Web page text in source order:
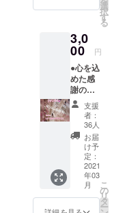
利用し
投稿さ
きま
す。 集
めた資
金は適
切に使
用した
ことを
メール
にてご
報告さ
せてい
ただき
ます
選
択
す
る
3,0
00 円
●心を込
めた感
謝の
メール
●クロ
ちゃん
の感謝
メッ
セージ
付き画
像を
Google
ドライ
ブにて
支援
者：
36人
お届
け予
定：
2021
年03
月
こ
の
リ
タ
ー